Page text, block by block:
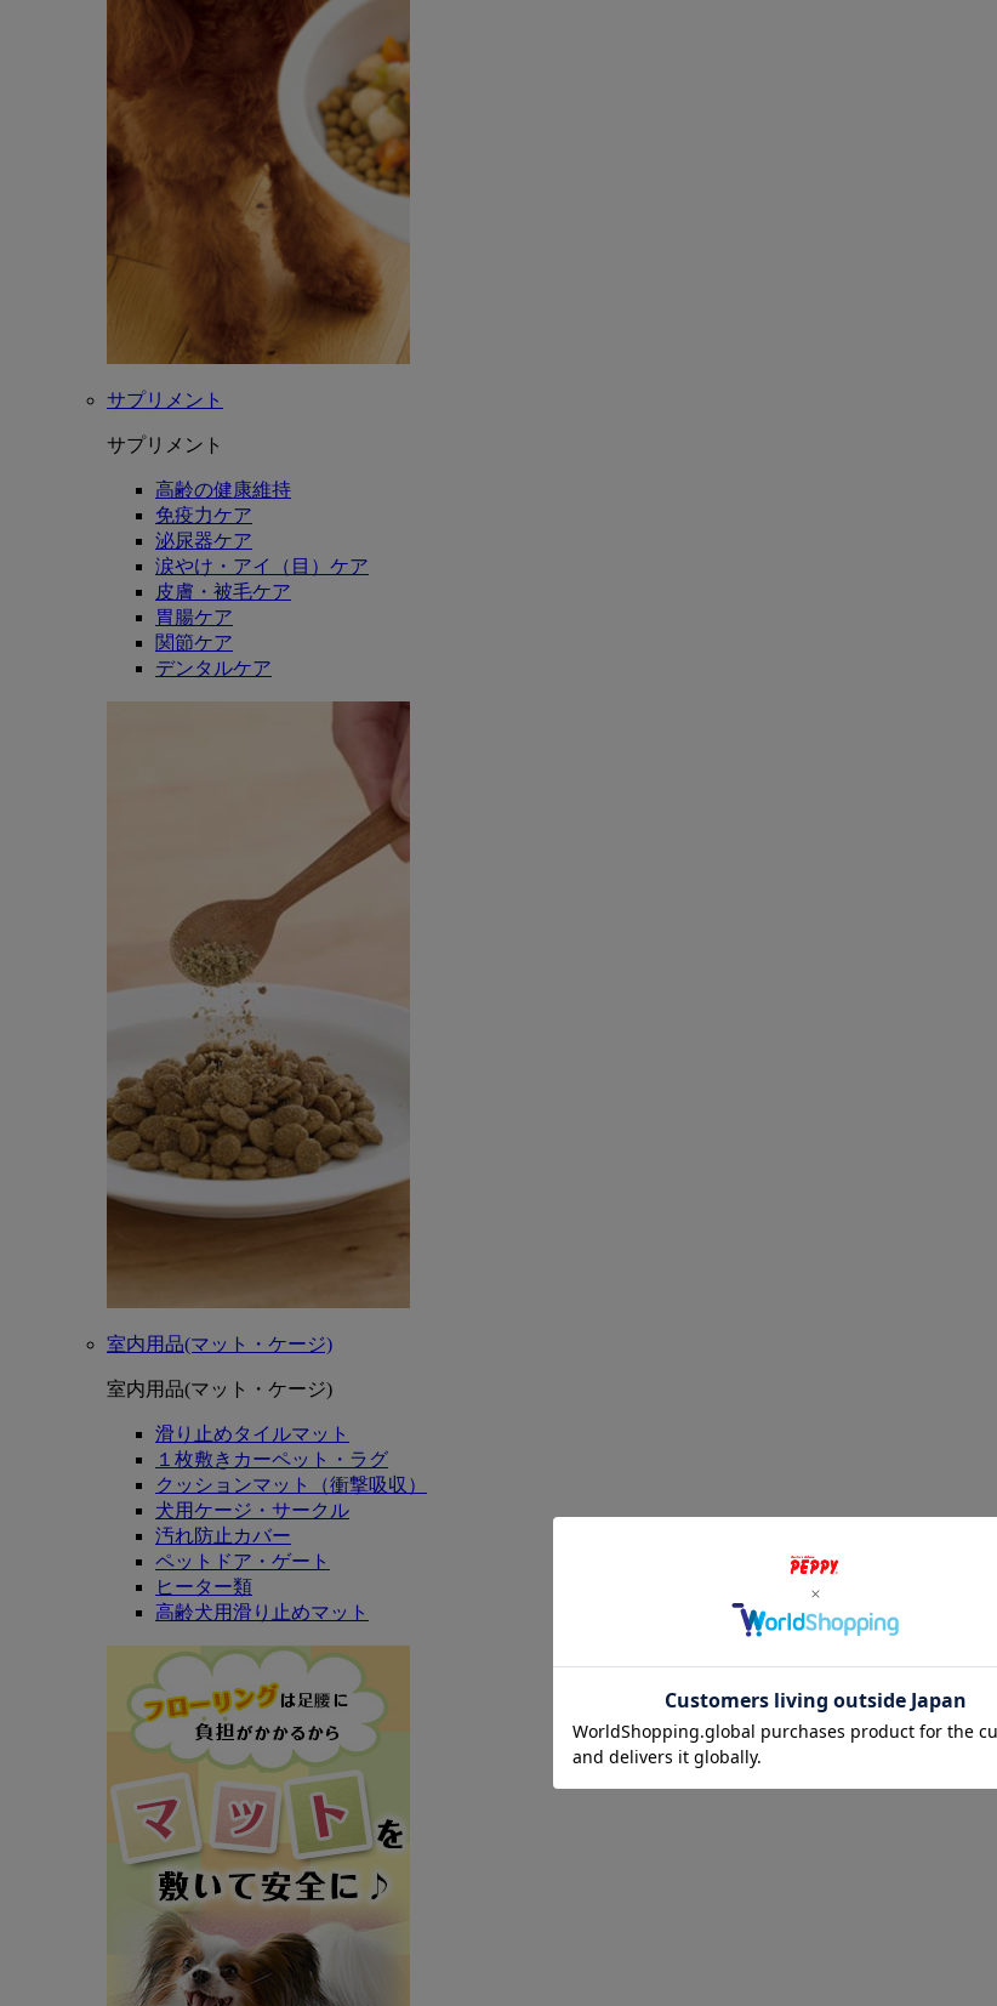
サプリメント
サプリメント
高齢の健康維持
免疫力ケア
泌尿器ケア
涙やけ・アイ（目）ケア
皮膚・被毛ケア
胃腸ケア
関節ケア
デンタルケア
室内用品(マット・ケージ)
室内用品(マット・ケージ)
滑り止めタイルマット
１枚敷きカーペット・ラグ
クッションマット（衝撃吸収）
犬用ケージ・サークル
汚れ防止カバー
ペットドア・ゲート
ヒーター類
高齢犬用滑り止めマット